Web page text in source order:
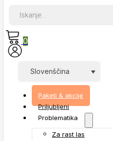
search
0
Slovenščina
Paketi & akcije
Priljubljeni
Problematika
Za rast las